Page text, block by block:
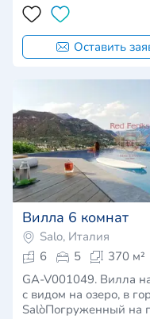
Оставить
Вилла 6 комнат
Salo, Италия
6
5
370 м²
GA-V001049. Вилла на склоне холма
с видом на озеро, в
SalòПогруженный на